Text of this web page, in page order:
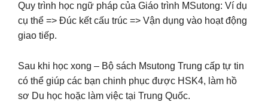
Quy trình học ngữ pháp của Giáo trình MSutong: Ví dụ
cụ thể => Đúc kết cấu trúc => Vận dụng vào hoạt động
giao tiếp.
Sau khi học xong – Bộ sách Msutong Trung cấp tự tin
có thể giúp các bạn chinh phục được HSK4, làm hồ
sơ Du học hoặc làm việc tại Trung Quốc.